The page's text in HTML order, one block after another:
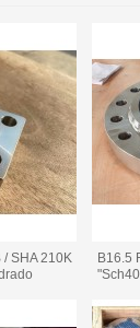
SHA 210K
B16.5